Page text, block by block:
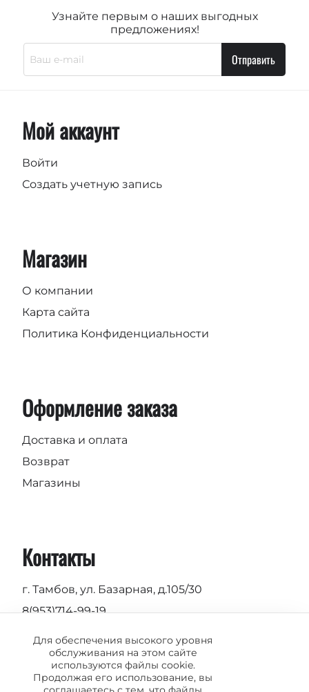
Узнайте первым о наших выгодных
предложениях!
Отправить
Мой аккаунт
Войти
Создать учетную запись
Магазин
О компании
Карта сайта
Политика Конфиденциальности
Оформление заказа
Доставка и оплата
Возврат
Магазины
Контакты
г. Тамбов, ул. Базарная, д.105/30
8(953)714-99-19
info@vermond.ru
Для обеспечения высокого уровня
обслуживания на этом сайте
используются файлы cookie.
Продолжая его использование, вы